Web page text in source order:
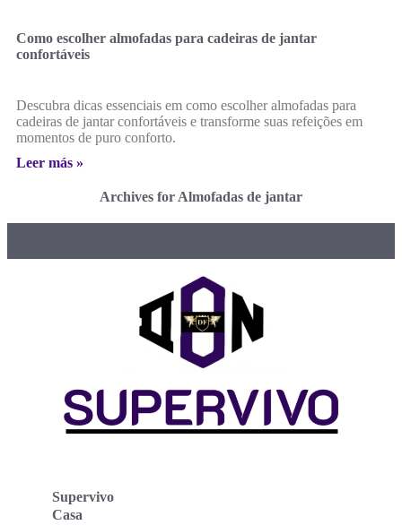
Como escolher almofadas para cadeiras de jantar
confortáveis
Descubra dicas essenciais em como escolher almofadas para
cadeiras de jantar confortáveis e transforme suas refeições em
momentos de puro conforto.
Leer más »
Archives for Almofadas de jantar
Supervivo
Casa